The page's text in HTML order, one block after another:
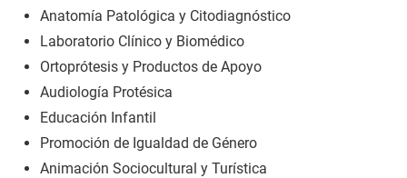
Anatomía Patológica y Citodiagnóstico
Laboratorio Clínico y Biomédico
Ortoprótesis y Productos de Apoyo
Audiología Protésica
Educación Infantil
Promoción de Igualdad de Género
Animación Sociocultural y Turística